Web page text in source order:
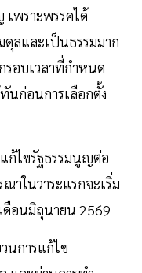
พราะพรรคได้
ดุลและเป็นธรรมมาก
อบเวลาที่กำหนด
นก่อนการเลือกตั้ง
ก้ไขรัฐธรรมนูญต่อ
าในวาระแรกจะเริ่ม
ดือนมิถุนายน 2569
นการแก้ไข